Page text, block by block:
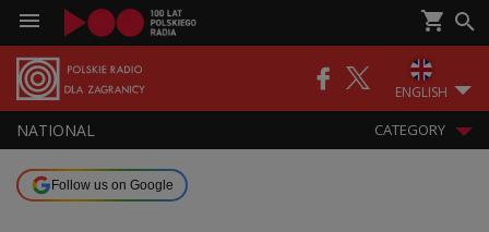
ENGLISH
NATIONAL CATEGORY
Follow us on Google